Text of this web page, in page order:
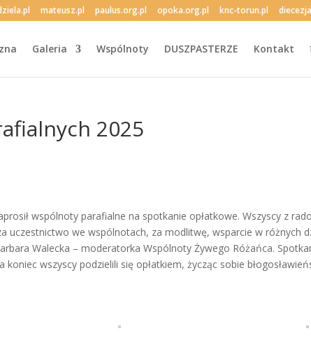
mateusz.pl paulus.org.pl opoka.org.pl knc-torun.pl
Galeria Wspólnoty DUSZPASTERZE Kontakt
2025
wspólnoty parafialne na spotkanie opłatkowe. Wszyscy z
uczestnictwo we wspólnotach, za modlitwę, wsparcie w różnych
Walecka – moderatorka Wspólnoty Żywego Różańca.
wszyscy podzielili się opłatkiem, życząc sobie